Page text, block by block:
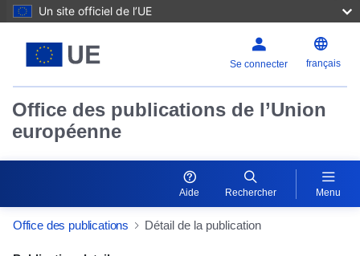
Un site officiel de l’UE
Se connecter français
Office des publications de l’Union
européenne
Aide Rechercher Menu
Office des publications Détail de la publication